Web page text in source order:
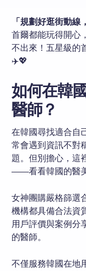
「規劃好逛街動線
首爾都能玩得開心
不出來！五星級的
✈️💖
如何在韓
醫師？
在韓國尋找適合自
常會遇到資訊不對
題。但別擔心，這
——看看韓國的醫
女神團購嚴格篩選
機構都具備合法資
用戶評價與案例分
的醫師。
不僅服務韓國在地